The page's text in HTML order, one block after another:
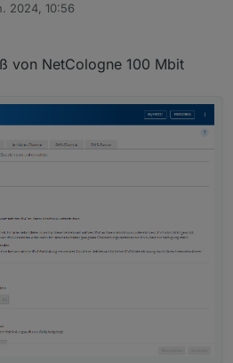
Seite vielleicht.
Anschluss hast du denn da bei dir?
2024, 10:56
von NetCologne 100 Mbit